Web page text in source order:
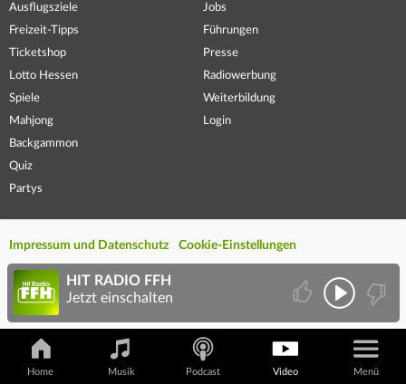
Ausflugsziele
Freizeit-Tipps
Ticketshop
Lotto Hessen
Spiele
Mahjong
Backgammon
Quiz
Partys
Jobs
Führungen
Presse
Radiowerbung
Weiterbildung
Login
Impressum und Datenschutz Cookie-Einstellungen
Home Musik Podcast Video Menü
HIT RADIO FFH
Jetzt einschalten